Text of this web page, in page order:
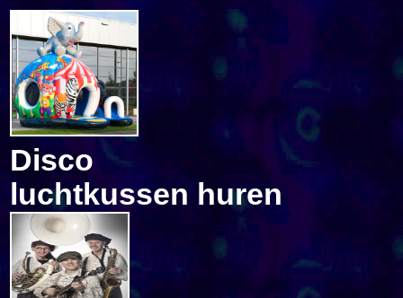
Disco
luchtkussen huren